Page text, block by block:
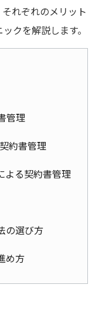
れぞれのメリット
クを解説します。
管理
約書管理
よる契約書管理
の選び方
め方